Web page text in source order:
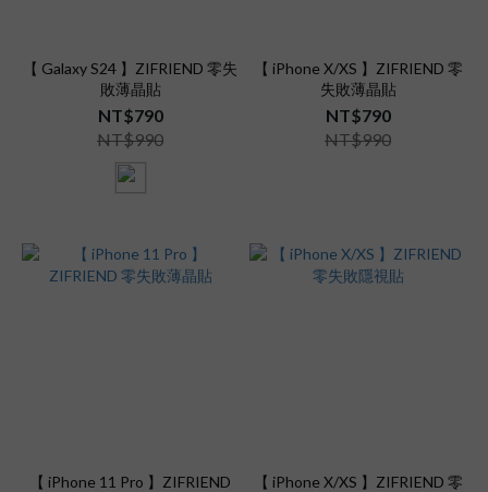
【 Galaxy S24 】ZIFRIEND 零失
敗薄晶貼
NT$790
NT$990
【 iPhone X/XS 】ZIFRIEND 零
失敗薄晶貼
NT$790
NT$990
【 iPhone 11 Pro 】ZIFRIEND
【 iPhone X/XS 】ZIFRIEND 零